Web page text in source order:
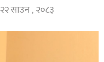
२२ साउन , २०८३